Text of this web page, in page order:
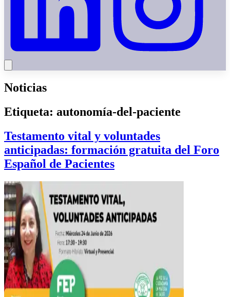
Noticias
Etiqueta: autonomía-del-paciente
Testamento vital y voluntades
anticipadas: formación gratuita del Foro
Español de Pacientes